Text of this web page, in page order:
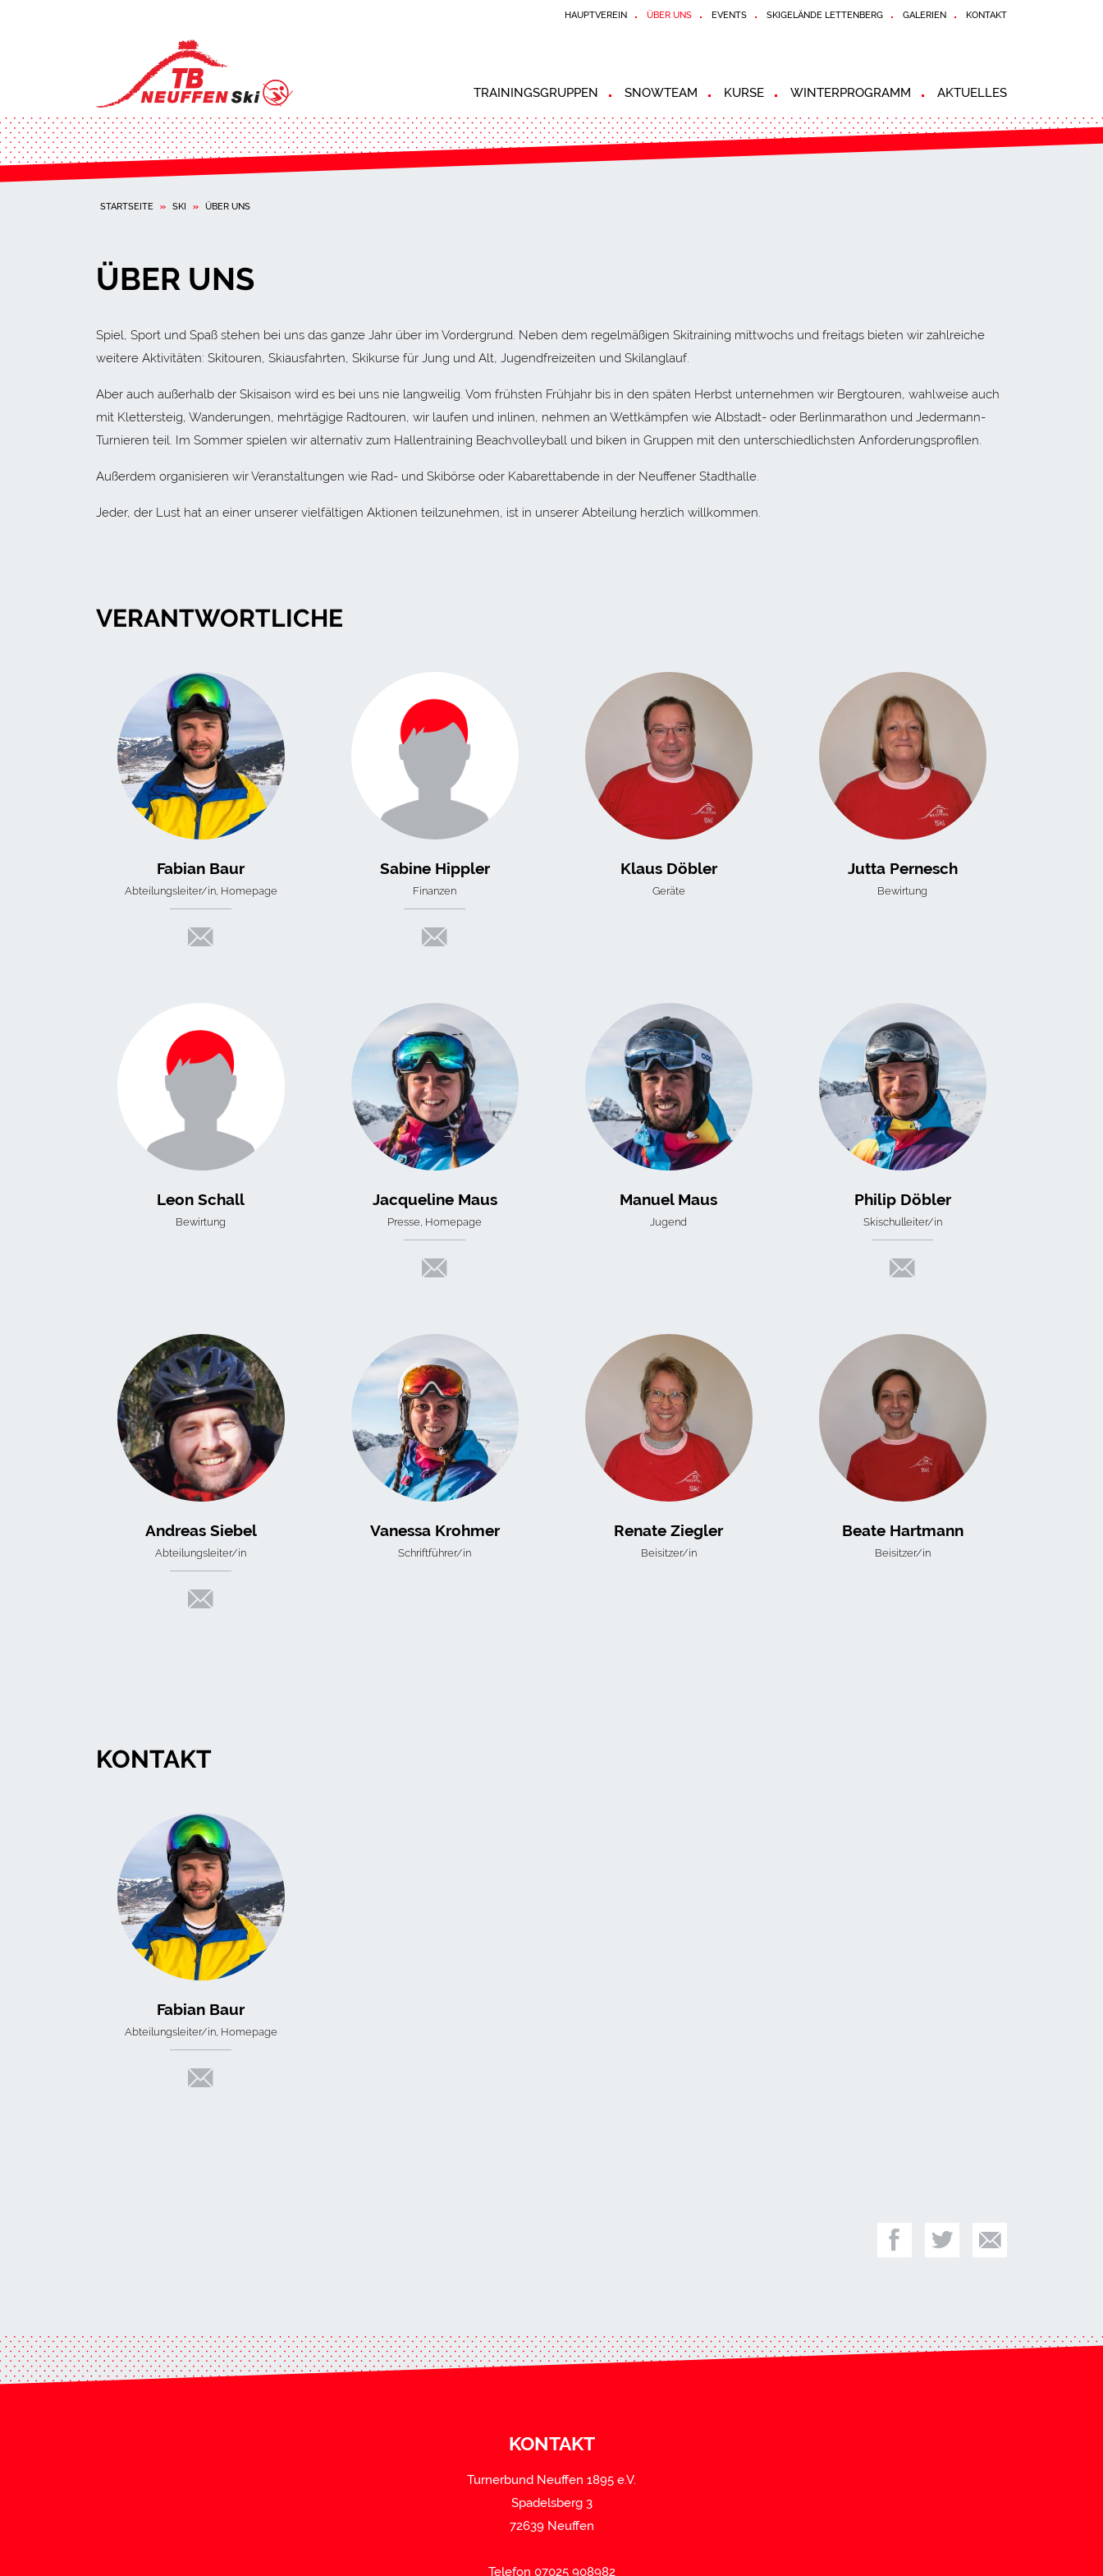
HAUPTVEREIN ÜBER UNS EVENTS SKIGELÄNDE LETTENBERG GALERIEN KONTAKT
TRAININGSGRUPPEN SNOWTEAM KURSE WINTERPROGRAMM AKTUELLES
STARTSEITE » SKI » ÜBER UNS
ÜBER UNS
Spiel, Sport und Spaß stehen bei uns das ganze Jahr über im Vordergrund. Neben dem regelmäßigen Skitraining mittwochs und freitags bieten wir zahlreiche
weitere Aktivitäten: Skitouren, Skiausfahrten, Skikurse für Jung und Alt, Jugendfreizeiten und Skilanglauf.
Aber auch außerhalb der Skisaison wird es bei uns nie langweilig. Vom frühsten Frühjahr bis in den späten Herbst unternehmen wir Bergtouren, wahlweise auch
mit Klettersteig, Wanderungen, mehrtägige Radtouren, wir laufen und inlinen, nehmen an Wettkämpfen wie Albstadt- oder Berlinmarathon und Jedermann-
Turnieren teil. Im Sommer spielen wir alternativ zum Hallentraining Beachvolleyball und biken in Gruppen mit den unterschiedlichsten Anforderungsprofilen.
Außerdem organisieren wir Veranstaltungen wie Rad- und Skibörse oder Kabarettabende in der Neuffener Stadthalle.
Jeder, der Lust hat an einer unserer vielfältigen Aktionen teilzunehmen, ist in unserer Abteilung herzlich willkommen.
VERANTWORTLICHE
Fabian Baur
Abteilungsleiter/in, Homepage
Sabine Hippler
Finanzen
Klaus Döbler
Geräte
Jutta Pernesch
Bewirtung
Leon Schall
Bewirtung
Jacqueline Maus
Presse, Homepage
Manuel Maus
Jugend
Philip Döbler
Skischulleiter/in
Andreas Siebel
Abteilungsleiter/in
Vanessa Krohmer
Schriftführer/in
Renate Ziegler
Beisitzer/in
Beate Hartmann
Beisitzer/in
KONTAKT
Fabian Baur
Abteilungsleiter/in, Homepage
KONTAKT
Turnerbund Neuffen 1895 e.V.
Spadelsberg 3
72639 Neuffen
Telefon 07025 908982